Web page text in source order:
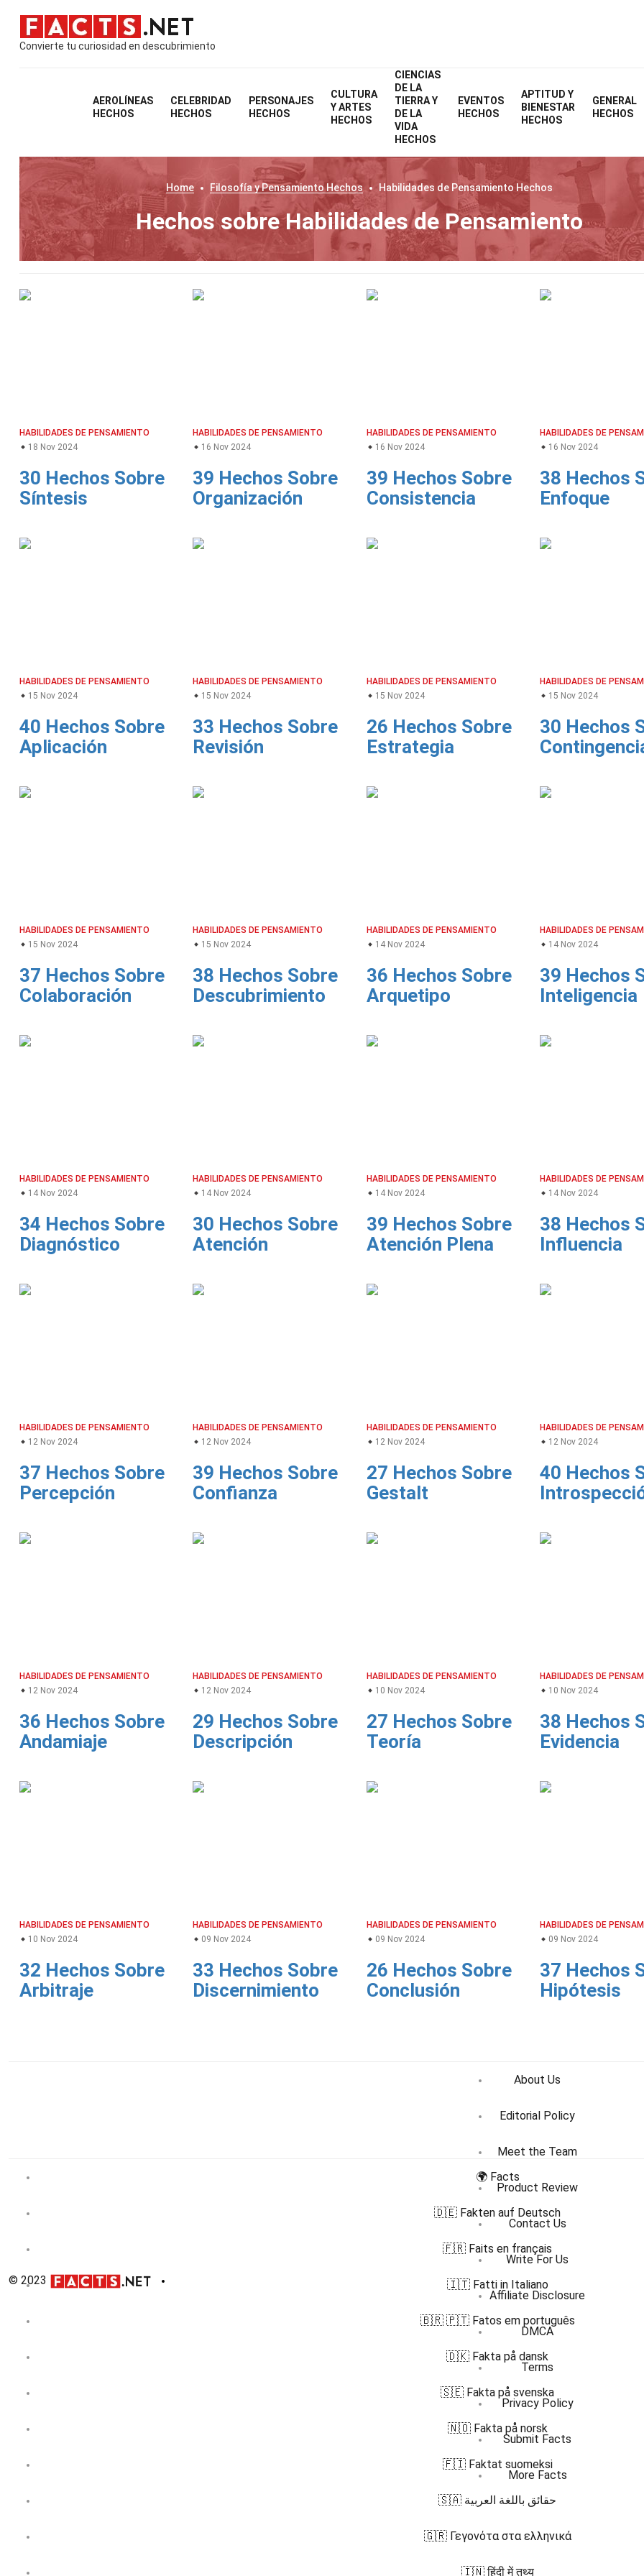
Convierte tu curiosidad en descubrimiento
AEROLÍNEAS
HECHOS
CELEBRIDAD
HECHOS
PERSONAJES
HECHOS
CULTURA
Y ARTES
HECHOS
CIENCIAS
DE LA
TIERRA Y
DE LA
VIDA
HECHOS
EVENTOS
HECHOS
APTITUD Y
BIENESTAR
HECHOS
GENERAL
HECHOS
Home Filosofía y PensamientoHechos Habilidades de Pensamiento Hechos
Hechos sobre Habilidades de Pensamiento
HABILIDADES DE PENSAMIENTO
18 Nov 2024
30 Hechos Sobre
Síntesis
HABILIDADES DE PENSAMIENTO
16 Nov 2024
39 Hechos Sobre
Organización
HABILIDADES DE PENSAMIENTO
16 Nov 2024
39 Hechos Sobre
Consistencia
HABILIDADES DE
16 Nov 2024
38 Hechos
Enfoque
HABILIDADES DE PENSAMIENTO
15 Nov 2024
40 Hechos Sobre
Aplicación
HABILIDADES DE PENSAMIENTO
15 Nov 2024
33 Hechos Sobre
Revisión
HABILIDADES DE PENSAMIENTO
15 Nov 2024
26 Hechos Sobre
Estrategia
HABILIDADES DE
15 Nov 2024
30 Hechos
HABILIDADES DE PENSAMIENTO
15 Nov 2024
37 Hechos Sobre
Colaboración
HABILIDADES DE PENSAMIENTO
15 Nov 2024
38 Hechos Sobre
Descubrimiento
HABILIDADES DE PENSAMIENTO
14 Nov 2024
36 Hechos Sobre
Arquetipo
HABILIDADES DE
14 Nov 2024
39 Hechos
Inteligencia
HABILIDADES DE PENSAMIENTO
14 Nov 2024
34 Hechos Sobre
Diagnóstico
HABILIDADES DE PENSAMIENTO
14 Nov 2024
30 Hechos Sobre
Atención
HABILIDADES DE PENSAMIENTO
14 Nov 2024
39 Hechos Sobre
Atención Plena
HABILIDADES DE
14 Nov 2024
38 Hechos
Influencia
HABILIDADES DE PENSAMIENTO
12 Nov 2024
37 Hechos Sobre
Percepción
HABILIDADES DE PENSAMIENTO
12 Nov 2024
39 Hechos Sobre
Confianza
HABILIDADES DE PENSAMIENTO
12 Nov 2024
27 Hechos Sobre
Gestalt
HABILIDADES DE
12 Nov 2024
40 Hechos
HABILIDADES DE PENSAMIENTO
12 Nov 2024
36 Hechos Sobre
Andamiaje
HABILIDADES DE PENSAMIENTO
12 Nov 2024
29 Hechos Sobre
Descripción
HABILIDADES DE PENSAMIENTO
10 Nov 2024
27 Hechos Sobre
Teoría
HABILIDADES DE
10 Nov 2024
38 Hechos
Evidencia
HABILIDADES DE PENSAMIENTO
10 Nov 2024
32 Hechos Sobre
Arbitraje
HABILIDADES DE PENSAMIENTO
09 Nov 2024
33 Hechos Sobre
Discernimiento
HABILIDADES DE PENSAMIENTO
09 Nov 2024
26 Hechos Sobre
Conclusión
HABILIDADES DE
09 Nov 2024
37 Hechos
Hipótesis
© 2023
About Us
Editorial Policy
Meet the Team
Product Review
Contact Us
Write For Us
Affiliate Disclosure
DMCA
Terms
Privacy Policy
Submit Facts
More Facts
🌍 Facts
🇩🇪 Fakten auf Deutsch
🇫🇷 Faits en français
🇮🇹 Fatti in Italiano
🇧🇷 🇵🇹 Fatos em português
🇩🇰 Fakta på dansk
🇸🇪 Fakta på svenska
🇳🇴 Fakta på norsk
🇫🇮 Faktat suomeksi
🇸🇦 حقائق باللغة العربية
🇬🇷 Γεγονότα στα ελληνικά
🇮🇳 हिंदी में तथ्य